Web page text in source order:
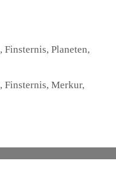
,Finsternis,Planeten,
,Finsternis,Merkur,